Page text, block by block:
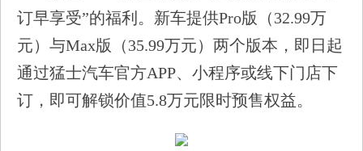
订早享受”的福利。新车提供Pro版（32.99万
元）与Max版（35.99万元）两个版本，即日起
通过猛士汽车官方APP、小程序或线下门店下
订，即可解锁价值5.8万元限时预售权益。